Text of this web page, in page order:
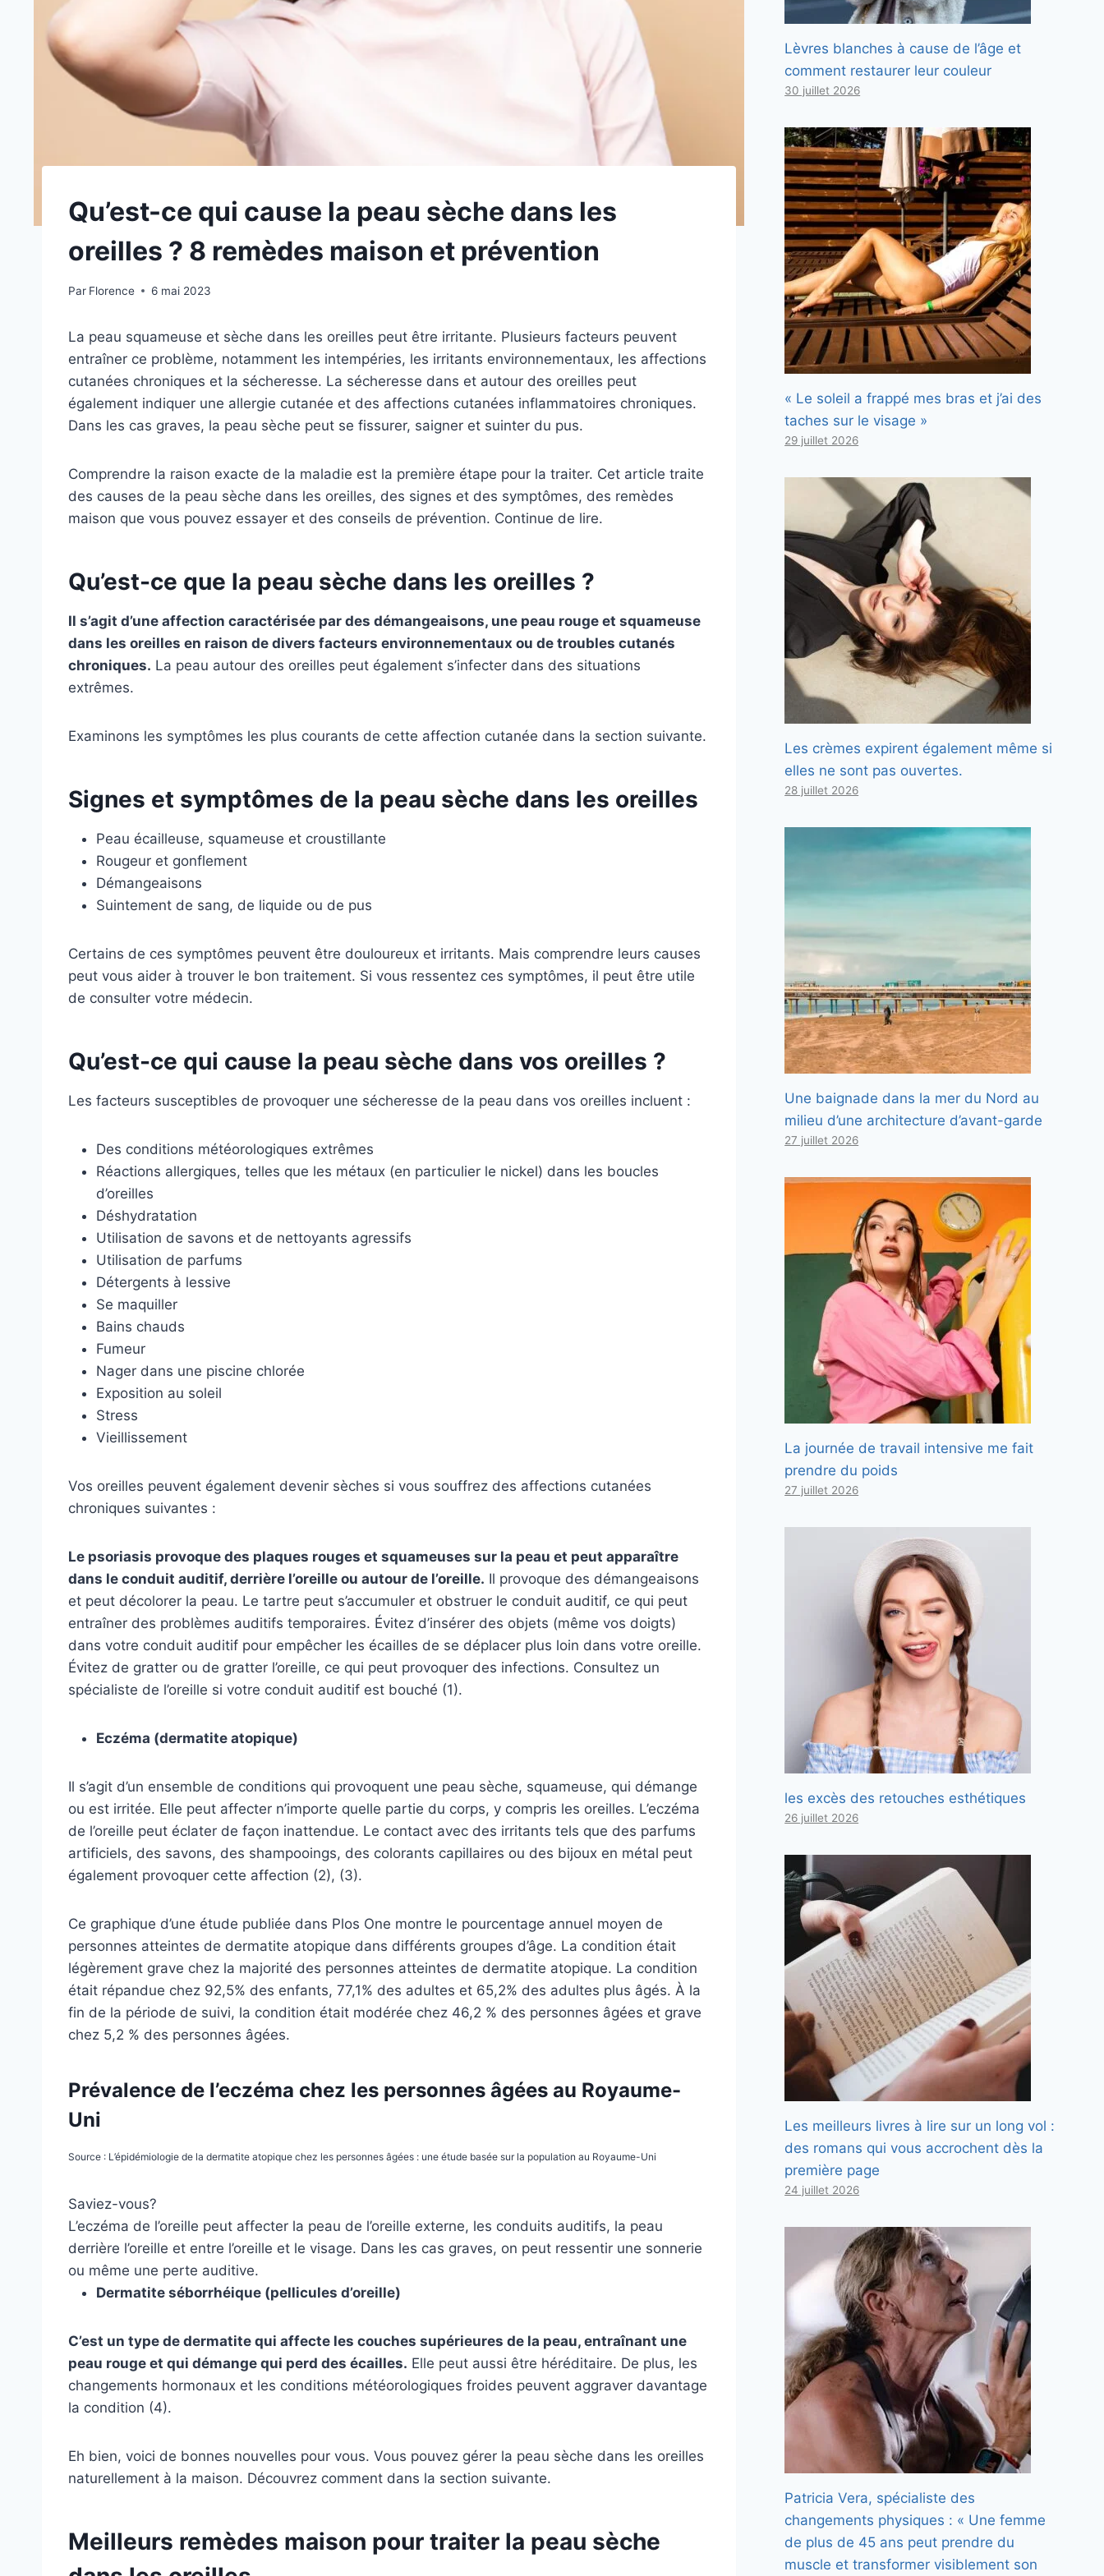
Qu’est-ce qui cause la peau sèche dans les
oreilles ? 8 remèdes maison et prévention
Par Florence 6 mai 2023
La peau squameuse et sèche dans les oreilles peut être irritante. Plusieurs facteurs peuvent
entraîner ce problème, notamment les intempéries, les irritants environnementaux, les affections
cutanées chroniques et la sécheresse. La sécheresse dans et autour des oreilles peut
également indiquer une allergie cutanée et des affections cutanées inflammatoires chroniques.
Dans les cas graves, la peau sèche peut se fissurer, saigner et suinter du pus.
Comprendre la raison exacte de la maladie est la première étape pour la traiter. Cet article traite
des causes de la peau sèche dans les oreilles, des signes et des symptômes, des remèdes
maison que vous pouvez essayer et des conseils de prévention. Continue de lire.
Qu’est-ce que la peau sèche dans les oreilles ?
Il s’agit d’une affection caractérisée par des démangeaisons, une peau rouge et squameuse
dans les oreilles en raison de divers facteurs environnementaux ou de troubles cutanés
chroniques. La peau autour des oreilles peut également s’infecter dans des situations
extrêmes.
Examinons les symptômes les plus courants de cette affection cutanée dans la section suivante.
Signes et symptômes de la peau sèche dans les oreilles
Peau écailleuse, squameuse et croustillante
Rougeur et gonflement
Démangeaisons
Suintement de sang, de liquide ou de pus
Certains de ces symptômes peuvent être douloureux et irritants. Mais comprendre leurs causes
peut vous aider à trouver le bon traitement. Si vous ressentez ces symptômes, il peut être utile
de consulter votre médecin.
Qu’est-ce qui cause la peau sèche dans vos oreilles ?
Les facteurs susceptibles de provoquer une sécheresse de la peau dans vos oreilles incluent :
Des conditions météorologiques extrêmes
Réactions allergiques, telles que les métaux (en particulier le nickel) dans les boucles
d’oreilles
Déshydratation
Utilisation de savons et de nettoyants agressifs
Utilisation de parfums
Détergents à lessive
Se maquiller
Bains chauds
Fumeur
Nager dans une piscine chlorée
Exposition au soleil
Stress
Vieillissement
Vos oreilles peuvent également devenir sèches si vous souffrez des affections cutanées
chroniques suivantes :
Le psoriasis provoque des plaques rouges et squameuses sur la peau et peut apparaître
dans le conduit auditif, derrière l’oreille ou autour de l’oreille. Il provoque des démangeaisons
et peut décolorer la peau. Le tartre peut s’accumuler et obstruer le conduit auditif, ce qui peut
entraîner des problèmes auditifs temporaires. Évitez d’insérer des objets (même vos doigts)
dans votre conduit auditif pour empêcher les écailles de se déplacer plus loin dans votre oreille.
Évitez de gratter ou de gratter l’oreille, ce qui peut provoquer des infections. Consultez un
spécialiste de l’oreille si votre conduit auditif est bouché (1).
Eczéma (dermatite atopique)
Il s’agit d’un ensemble de conditions qui provoquent une peau sèche, squameuse, qui démange
ou est irritée. Elle peut affecter n’importe quelle partie du corps, y compris les oreilles. L’eczéma
de l’oreille peut éclater de façon inattendue. Le contact avec des irritants tels que des parfums
artificiels, des savons, des shampooings, des colorants capillaires ou des bijoux en métal peut
également provoquer cette affection (2), (3).
Ce graphique d’une étude publiée dans Plos One montre le pourcentage annuel moyen de
personnes atteintes de dermatite atopique dans différents groupes d’âge. La condition était
légèrement grave chez la majorité des personnes atteintes de dermatite atopique. La condition
était répandue chez 92,5% des enfants, 77,1% des adultes et 65,2% des adultes plus âgés. À la
fin de la période de suivi, la condition était modérée chez 46,2 % des personnes âgées et grave
chez 5,2 % des personnes âgées.
Prévalence de l’eczéma chez les personnes âgées au Royaume-
Uni
Source : L’épidémiologie de la dermatite atopique chez les personnes âgées : une étude basée sur la population au Royaume-Uni
Saviez-vous?
L’eczéma de l’oreille peut affecter la peau de l’oreille externe, les conduits auditifs, la peau
derrière l’oreille et entre l’oreille et le visage. Dans les cas graves, on peut ressentir une sonnerie
ou même une perte auditive.
Dermatite séborrhéique (pellicules d’oreille)
C’est un type de dermatite qui affecte les couches supérieures de la peau, entraînant une
peau rouge et qui démange qui perd des écailles. Elle peut aussi être héréditaire. De plus, les
changements hormonaux et les conditions météorologiques froides peuvent aggraver davantage
la condition (4).
Eh bien, voici de bonnes nouvelles pour vous. Vous pouvez gérer la peau sèche dans les oreilles
naturellement à la maison. Découvrez comment dans la section suivante.
Meilleurs remèdes maison pour traiter la peau sèche
Lèvres blanches à cause de l’âge et
comment restaurer leur couleur
30 juillet 2026
« Le soleil a frappé mes bras et j’ai des
taches sur le visage »
29 juillet 2026
Les crèmes expirent également même si
elles ne sont pas ouvertes.
28 juillet 2026
Une baignade dans la mer du Nord au
milieu d’une architecture d’avant-garde
27 juillet 2026
La journée de travail intensive me fait
prendre du poids
27 juillet 2026
les excès des retouches esthétiques
26 juillet 2026
Les meilleurs livres à lire sur un long vol :
des romans qui vous accrochent dès la
première page
24 juillet 2026
Patricia Vera, spécialiste des
changements physiques : « Une femme
de plus de 45 ans peut prendre du
muscle et transformer visiblement son